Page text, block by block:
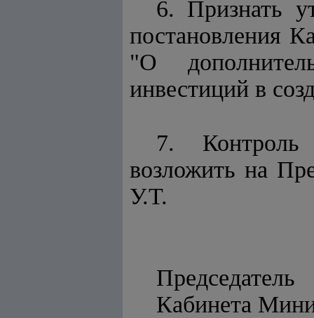
6. Признать
постановления
"О
инвестиций в
7. Контроль
возложить на
У.Т.
Председатель